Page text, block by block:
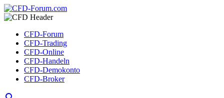
CFD-Forum
CFD-Trading
CFD-Online
CFD-Handeln
CFD-Demokonto
CFD-Broker